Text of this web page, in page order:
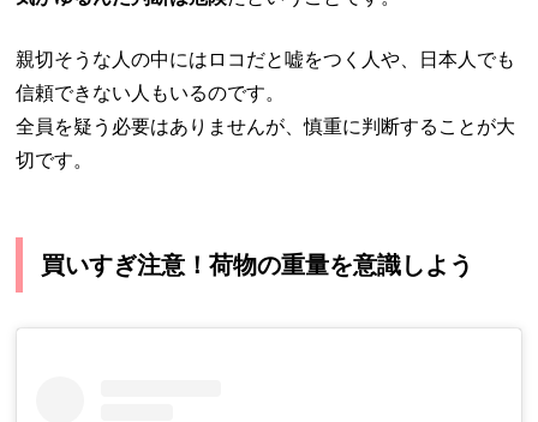
親切そうな人の中にはロコだと嘘をつく人や、日本人でも
信頼できない人もいるのです。
全員を疑う必要はありませんが、慎重に判断することが大
切です。
買いすぎ注意！荷物の重量を意識しよう